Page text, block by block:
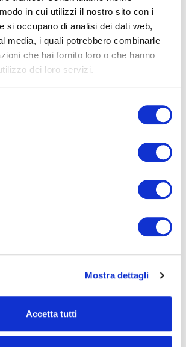
in cui utilizzi il nostro sito con i
si occupano di analisi dei dati web,
media, i quali potrebbero combinarle
che hai fornito loro o che hanno
dei loro servizi.
Mostra dettagli
Accetta tutti
mette a vostra
tutti i servizi necessari per
una compravendita in totale
previo appuntamento,
consulenza notarile con
NON COSTITUISCONO
CONTRATTUALE"